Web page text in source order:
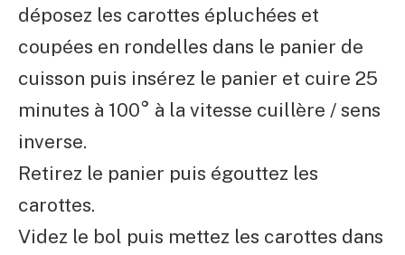
déposez les carottes épluchées et
coupées en rondelles dans le panier de
cuisson puis insérez le panier et cuire 25
minutes à 100° à la vitesse cuillère / sens
inverse.
Retirez le panier puis égouttez les
carottes.
Videz le bol puis mettez les carottes dans